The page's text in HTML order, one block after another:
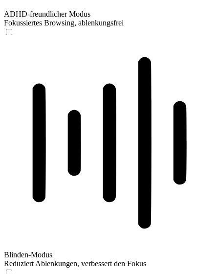
ADHD-freundlicher Modus
Fokussiertes Browsing, ablenkungsfrei
Blinden-Modus
Reduziert Ablenkungen, verbessert den Fokus